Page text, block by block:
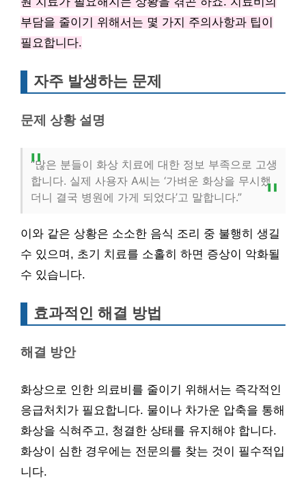
부담을 줄이기 위해서는 몇 가지 주의사항과 팁이
필요합니다.
자주 발생하는 문제
문제 상황 설명
“많은 분들이 화상 치료에 대한 정보 부족으로 고생
합니다. 실제 사용자 A씨는 ‘가벼운 화상을 무시했
더니 결국 병원에 가게 되었다’고 말합니다.”
이와 같은 상황은 소소한 음식 조리 중 불행히 생길
수 있으며, 초기 치료를 소홀히 하면 증상이 악화될
수 있습니다.
효과적인 해결 방법
해결 방안
화상으로 인한 의료비를 줄이기 위해서는 즉각적인
응급처치가 필요합니다. 물이나 차가운 압축을 통해
화상을 식혀주고, 청결한 상태를 유지해야 합니다.
화상이 심한 경우에는 전문의를 찾는 것이 필수적입
니다.